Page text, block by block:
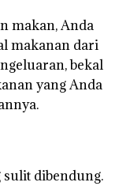
makan, Anda
makanan dari
bekal
yang Anda
dibendung.